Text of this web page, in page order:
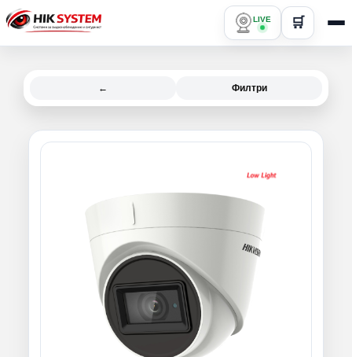
LIVE 🛒
← Филтри